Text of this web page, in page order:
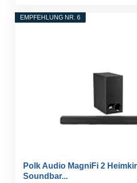
EMPFEHLUNG NR. 6
Polk Audio MagniFi 2
Soundbar...